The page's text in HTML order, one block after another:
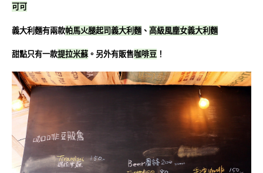
可可
義大利麵有兩款帕馬火腿起司義大利麵 、 高級風塵女義大利麵
甜點只有一款提拉米蘇。另外有販售咖啡豆 ！